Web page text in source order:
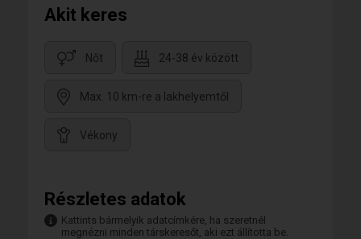
Akit keres
Nőt 24-38 év között
Max. 10 km-re a lakhelyemtől
Vékony
Részletes adatok
Kattints bármelyik adatcímkére, ha szeretnél
megnézni minden társkeresőt, aki ezt állította be.